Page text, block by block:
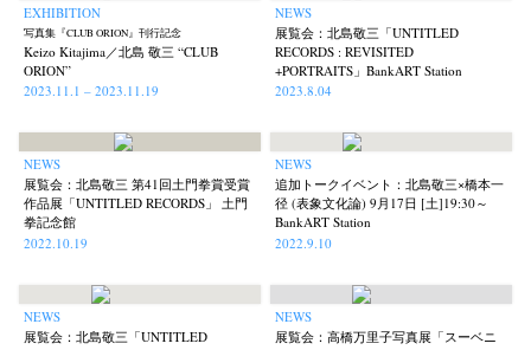
Mariko Takahashi Masashi Otomo
Naoki Ohji (66) Naonori Oshima (38) Nick Haymes (5) Park (7)
photographers’ gallery press (14)
Review Shoreline (56)
Takuro Yoneda Untitled Records
Yu Shinoda (7) Yuki Kasama (9)
EXHIBITION
写真集『CLUB ORION』刊行記念
Keizo Kitajima／北島 敬三 “CLUB
ORION”
2023.11.1 – 2023.11.19
NEWS
展覧会：北島敬三「UNTITLED
RECORDS : REVISITED
+PORTRAITS」BankART Station
2023.8.04
NEWS
展覧会：北島敬三 第41回土門拳賞受賞
作品展「UNTITLED RECORDS」 土門
拳記念館
2022.10.19
NEWS
追加トークイベント：北島敬三×橋本一
径 (表象文化論) 9月17日 [土]19:30～
BankART Station
2022.9.10
NEWS
展覧会：北島敬三「UNTITLED
NEWS
展覧会：高橋万里子写真展「スーベニ